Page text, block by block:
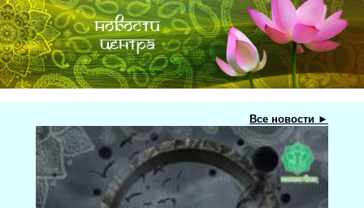
Все новости ►